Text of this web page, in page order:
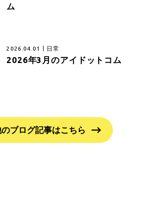
ム
2026.04.01 日常
2026年3月のアイドットコム
ブログ記事はこちら